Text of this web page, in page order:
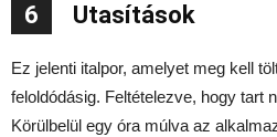
6 Utasítások
Ez jelenti italpor, amelyet meg kell
feloldódásig. Feltételezve, hogy tart
Körülbelül egy óra múlva az